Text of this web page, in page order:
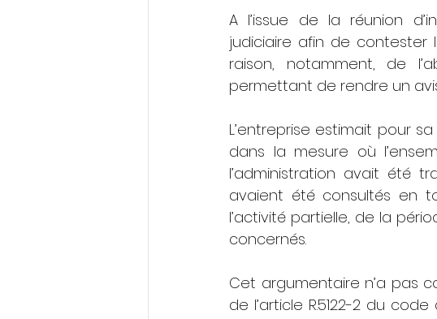
A l’issue de la réunion
judiciaire afin de contester
raison, notamment, de
permettant de rendre un
L’entreprise estimait pour
dans la mesure où
l’administration avait été
avaient été consultés en
l’activité partielle, de la
concernés.
Cet argumentaire n’a pas
de l’article R.5122-2 du